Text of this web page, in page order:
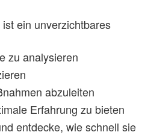
ein unverzichtbares
zu analysieren
abzuleiten
Erfahrung zu bieten
entdecke, wie schnell sie